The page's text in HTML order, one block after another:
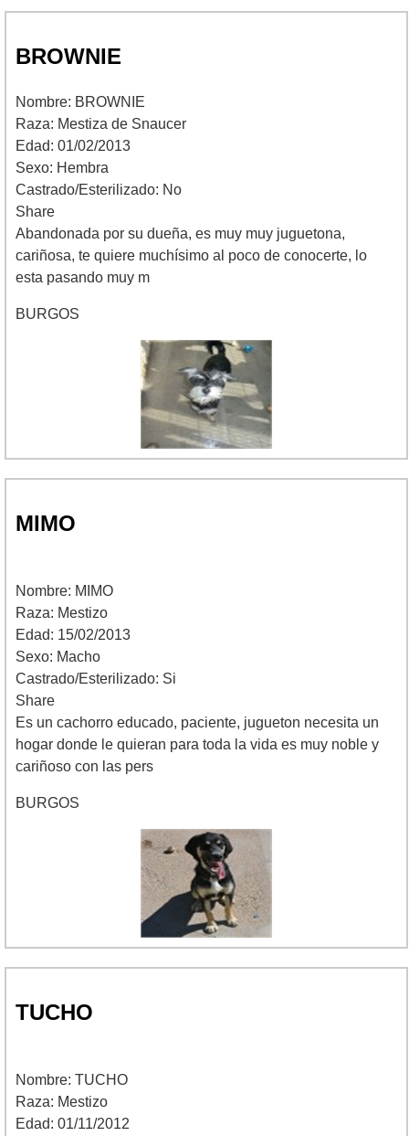
BROWNIE
Nombre: BROWNIE
Raza: Mestiza de Snaucer
Edad: 01/02/2013
Sexo: Hembra
Castrado/Esterilizado: No
Share
Abandonada por su dueña, es muy muy juguetona,
cariñosa, te quiere muchísimo al poco de conocerte, lo
esta pasando muy m
BURGOS
MIMO
Nombre: MIMO
Raza: Mestizo
Edad: 15/02/2013
Sexo: Macho
Castrado/Esterilizado: Si
Share
Es un cachorro educado, paciente, jugueton necesita un
hogar donde le quieran para toda la vida es muy noble y
cariñoso con las pers
BURGOS
TUCHO
Nombre: TUCHO
Raza: Mestizo
Edad: 01/11/2012